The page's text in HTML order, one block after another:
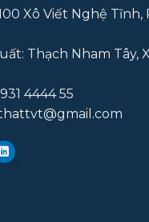
Xô Viết Nghệ Tĩnh,
Thạch Nham Tây,
4444 55